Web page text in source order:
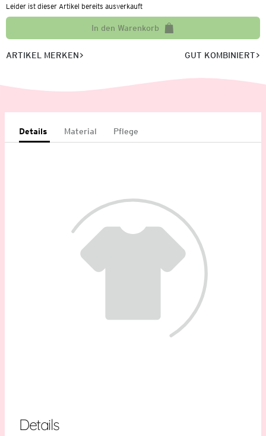
Leider ist dieser Artikel bereits ausverkauft
In den Warenkorb
ARTIKEL MERKEN GUT KOMBINIERT
Details Material Pflege
Details